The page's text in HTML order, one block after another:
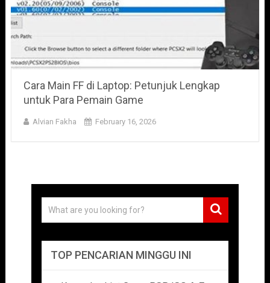
Cara Main FF di Laptop: Petunjuk Lengkap
untuk Para Pemain Game
Alvian Fakha February 16, 2026
TOP PENCARIAN MINGGU INI